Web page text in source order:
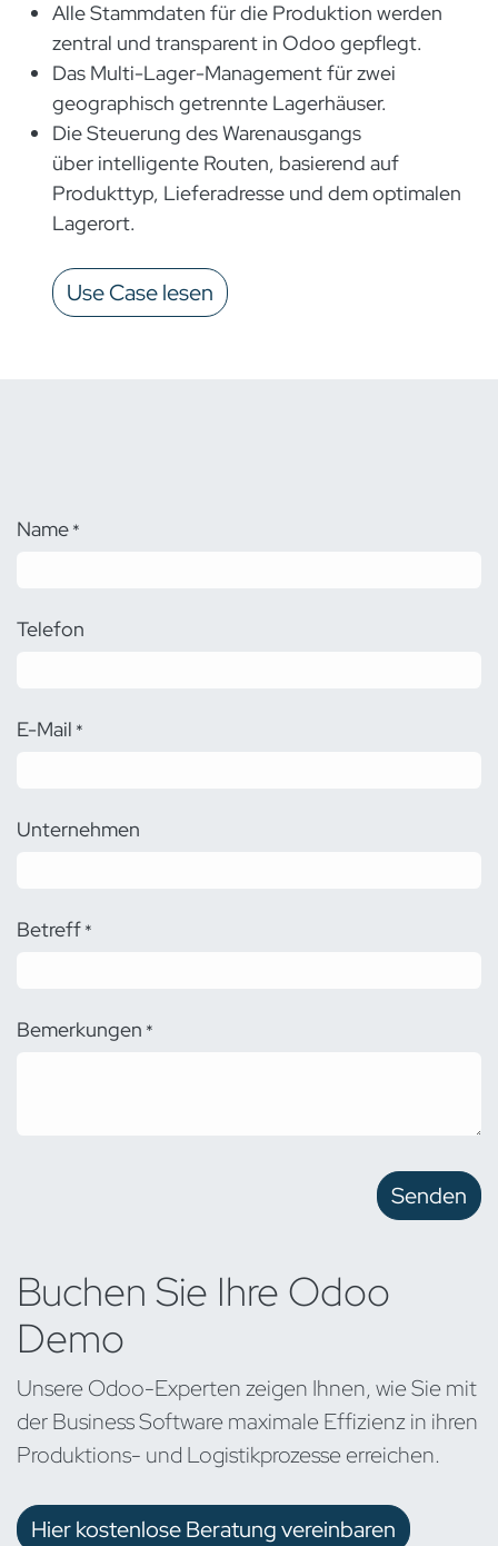
Alle Stammdaten für die Produktion werden
zentral und transparent in Odoo gepflegt.
Das Multi-Lager-Management für zwei
geographisch getrennte Lagerhäuser.
Die Steuerung des Warenausgangs
über intelligente Routen, basierend auf
Produkttyp, Lieferadresse und dem optimalen
Lagerort.
Use Case lesen
Name*
Telefon
E-Mail *
Unternehmen
Betreff*
Bemerkungen *
Senden
Buchen Sie Ihre Odoo
Demo
Unsere Odoo-Experten zeigen Ihnen, wie Sie mit
der Business Software maximale Effizienz in ihren
Produktions- und Logistikprozesse erreichen.
Hier kostenlose Beratung vereinbaren